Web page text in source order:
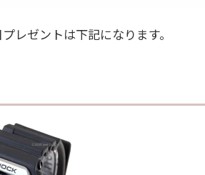
レゼントは下記になります。